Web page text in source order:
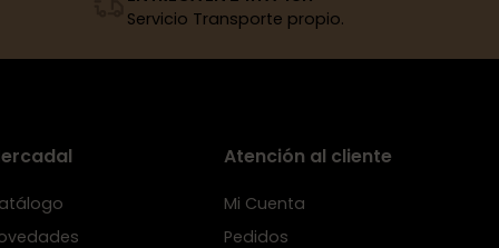
Servicio Transporte propio.
Atención al cliente
Mi Cuenta
Pedidos